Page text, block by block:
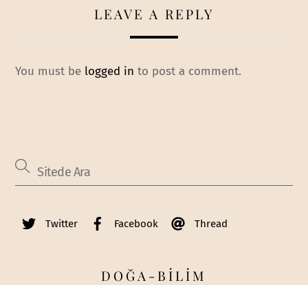
LEAVE A REPLY
You must be logged in to post a comment.
Twitter Facebook Thread
DOĞA-BİLİM